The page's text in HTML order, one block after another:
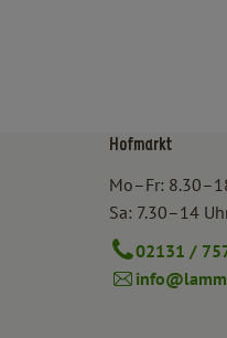
Hofmarkt
Mo–Fr:
Sa: 7.30–14
02131 /